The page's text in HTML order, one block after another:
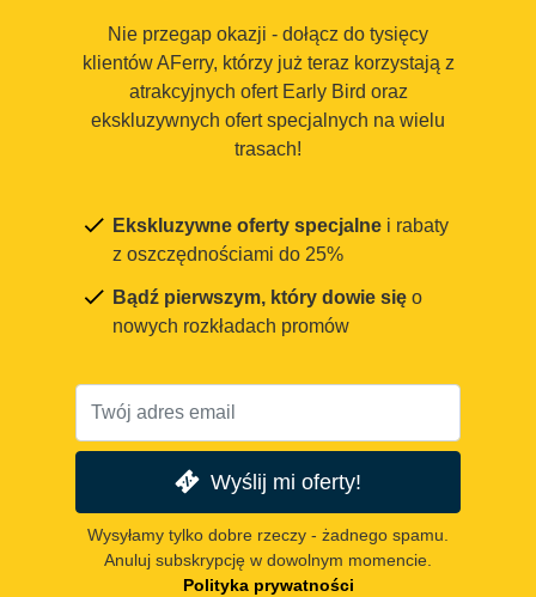
Nie przegap okazji - dołącz do tysięcy
klientów AFerry, którzy już teraz korzystają z
atrakcyjnych ofert Early Bird oraz
ekskluzywnych ofert specjalnych na wielu
trasach!
Ekskluzywne oferty specjalne i rabaty
z oszczędnościami do 25%
Bądź pierwszym, który dowie się o
nowych rozkładach promów
Wyślij mi oferty!
Wysyłamy tylko dobre rzeczy - żadnego spamu.
Anuluj subskrypcję w dowolnym momencie.
Polityka prywatności